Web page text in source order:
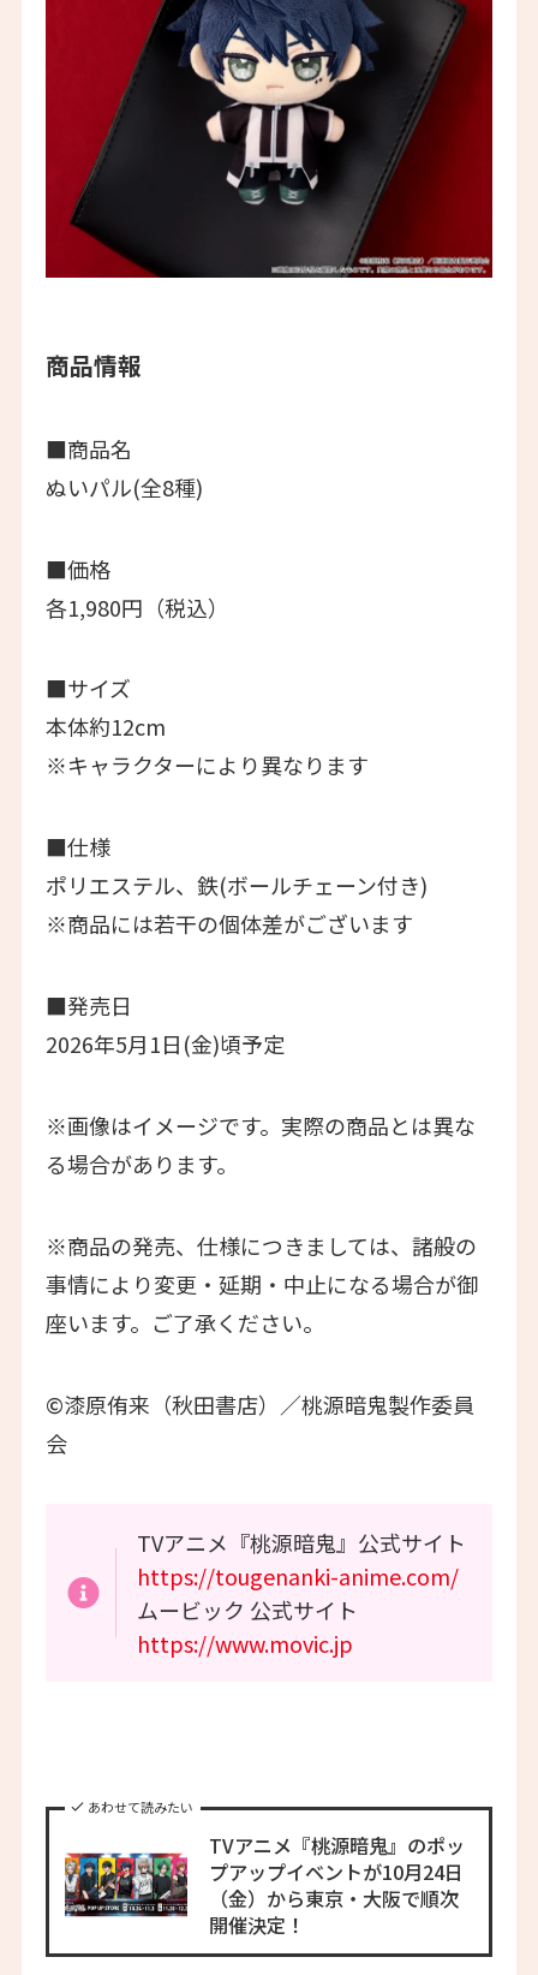
商品情報
■商品名
ぬいパル(全8種)
■価格
各1,980円（税込）
■サイズ
本体約12cm
※キャラクターにより異なります
■仕様
ポリエステル、鉄(ボールチェーン付き)
※商品には若干の個体差がございます
■発売日
2026年5月1日(金)頃予定
※画像はイメージです。実際の商品とは異な
る場合があります。
※商品の発売、仕様につきましては、諸般の
事情により変更・延期・中止になる場合が御
座います。ご了承ください。
©漆原侑来（秋田書店）／桃源暗鬼製作委員
会
TVアニメ『桃源暗鬼』公式サイト
https://tougenanki-anime.com/
ムービック 公式サイト
https://www.movic.jp
あわせて読みたい
TVアニメ『桃源暗鬼』のポッ
プアップイベントが10月24日
（金）から東京・大阪で順次
開催決定！